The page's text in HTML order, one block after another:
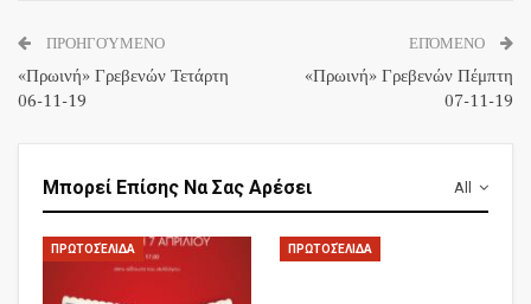
ΠΡΟΗΓΟΎΜΕΝΟ
«Πρωινή» Γρεβενών Τετάρτη
06-11-19
ΕΠΌΜΕΝΟ
«Πρωινή» Γρεβενών Πέμπτη
07-11-19
All
Μπορεί Επίσης Να Σας Αρέσει
ΠΡΩΤΟΣΈΛΙΔΑ ΠΡΩΤΟΣΈΛΙΔΑ